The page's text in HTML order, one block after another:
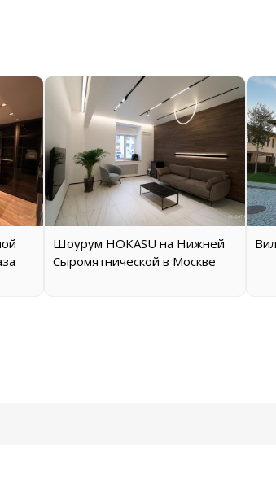
Шоурум HOKASU на Нижней
Сыромятнической в Москве